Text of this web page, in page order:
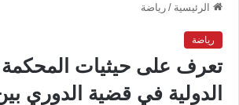
الرئيسية / رياضة
رياضة
تعرف على حيثيات المحكمة
الدولية في قضية الدوري